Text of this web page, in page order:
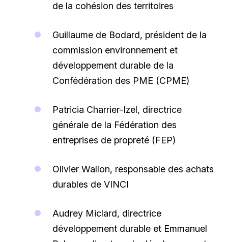
de la cohésion des territoires
Guillaume de Bodard, président de la
commission environnement et
développement durable de la
Confédération des PME (CPME)
Patricia Charrier-Izel, directrice
générale de la Fédération des
entreprises de propreté (FEP)
Olivier Wallon, responsable des achats
durables de VINCI
Audrey Miclard, directrice
développement durable et Emmanuel